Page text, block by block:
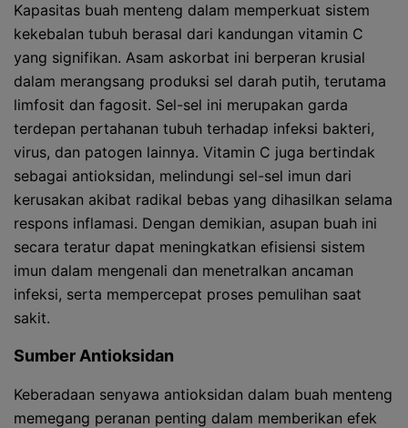
Kapasitas buah menteng dalam memperkuat sistem
kekebalan tubuh berasal dari kandungan vitamin C
yang signifikan. Asam askorbat ini berperan krusial
dalam merangsang produksi sel darah putih, terutama
limfosit dan fagosit. Sel-sel ini merupakan garda
terdepan pertahanan tubuh terhadap infeksi bakteri,
virus, dan patogen lainnya. Vitamin C juga bertindak
sebagai antioksidan, melindungi sel-sel imun dari
kerusakan akibat radikal bebas yang dihasilkan selama
respons inflamasi. Dengan demikian, asupan buah ini
secara teratur dapat meningkatkan efisiensi sistem
imun dalam mengenali dan menetralkan ancaman
infeksi, serta mempercepat proses pemulihan saat
sakit.
Sumber Antioksidan
Keberadaan senyawa antioksidan dalam buah menteng
memegang peranan penting dalam memberikan efek